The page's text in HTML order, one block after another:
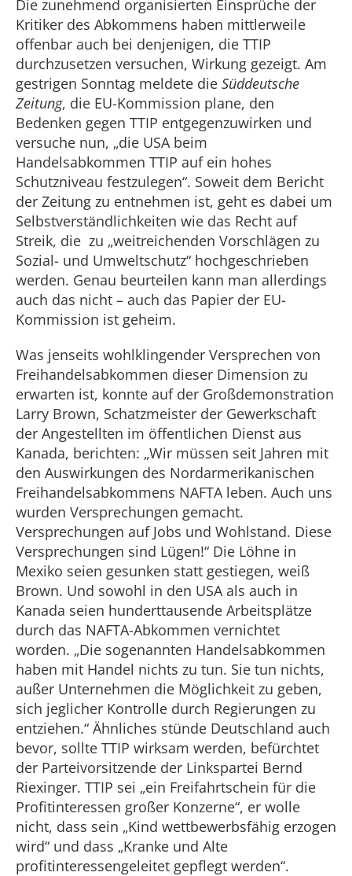
Die zunehmend organisierten Einsprüche der
Kritiker des Abkommens haben mittlerweile
offenbar auch bei denjenigen, die TTIP
durchzusetzen versuchen, Wirkung gezeigt. Am
gestrigen Sonntag meldete die Süddeutsche
Zeitung, die EU-Kommission plane, den
Bedenken gegen TTIP entgegenzuwirken und
versuche nun, „die USA beim
Handelsabkommen TTIP auf ein hohes
Schutzniveau festzulegen“. Soweit dem Bericht
der Zeitung zu entnehmen ist, geht es dabei um
Selbstverständlichkeiten wie das Recht auf
Streik, die zu „weitreichenden Vorschlägen zu
Sozial- und Umweltschutz“ hochgeschrieben
werden. Genau beurteilen kann man allerdings
auch das nicht – auch das Papier der EU-
Kommission ist geheim.
Was jenseits wohlklingender Versprechen von
Freihandelsabkommen dieser Dimension zu
erwarten ist, konnte auf der Großdemonstration
Larry Brown, Schatzmeister der Gewerkschaft
der Angestellten im öffentlichen Dienst aus
Kanada, berichten: „Wir müssen seit Jahren mit
den Auswirkungen des Nordarmerikanischen
Freihandelsabkommens NAFTA leben. Auch uns
wurden Versprechungen gemacht.
Versprechungen auf Jobs und Wohlstand. Diese
Versprechungen sind Lügen!“ Die Löhne in
Mexiko seien gesunken statt gestiegen, weiß
Brown. Und sowohl in den USA als auch in
Kanada seien hunderttausende Arbeitsplätze
durch das NAFTA-Abkommen vernichtet
worden. „Die sogenannten Handelsabkommen
haben mit Handel nichts zu tun. Sie tun nichts,
außer Unternehmen die Möglichkeit zu geben,
sich jeglicher Kontrolle durch Regierungen zu
entziehen.“ Ähnliches stünde Deutschland auch
bevor, sollte TTIP wirksam werden, befürchtet
der Parteivorsitzende der Linkspartei Bernd
Riexinger. TTIP sei „ein Freifahrtschein für die
Profitinteressen großer Konzerne“, er wolle
nicht, dass sein „Kind wettbewerbsfähig erzogen
wird“ und dass „Kranke und Alte
profitinteressengeleitet gepflegt werden“.